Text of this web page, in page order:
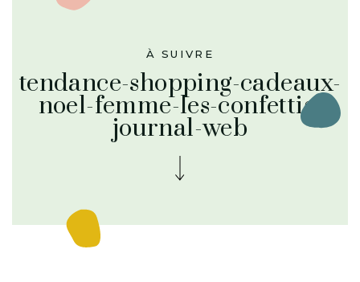
À SUIVRE
tendance-shopping-cadeaux-
noel-femme-les-confettis-
journal-web